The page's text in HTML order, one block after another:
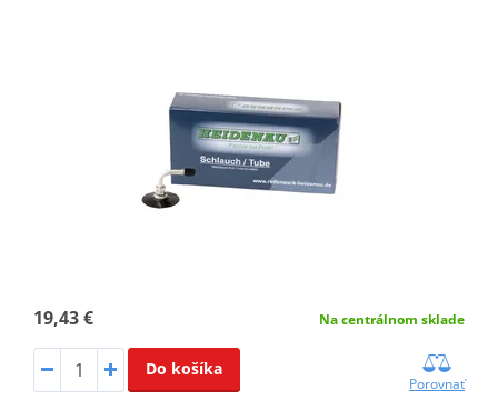
19,43 € Na centrálnom sklade
Do košíka
Porovnať